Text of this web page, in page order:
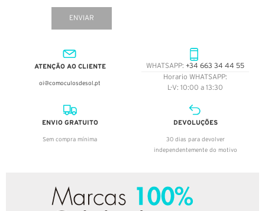
ENVIAR
ATENÇÃO AO CLIENTE
oi@comoculosdesol.pt
WHATSAPP: +34 663 34 44 55
Horario WHATSAPP:
L-V: 10:00 a 13:30
ENVIO GRATUITO
Sem compra mínima
DEVOLUÇÕES
30 dias para devolver
independentemente do motivo